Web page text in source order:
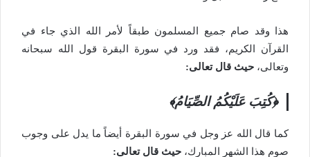
هذا وقد صام جميع المسلمون طبقاً لأمر الله الذي جاء في
القرآن الكريم، فقد ورد في سورة البقرة قول الله سبحانه
وتعالى، حيث قال تعالى:
﴿كُتِبَ عَلَيْكُمُ الصِّيَامُ﴾
كما قال الله عز وجل في سورة البقرة أيضاً ما يدل على وجوب
صوم هذا الشهر المبارك، حيث قال تعالى: